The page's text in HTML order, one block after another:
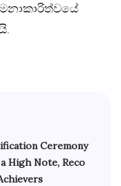
Ceremony
High Note, Reco